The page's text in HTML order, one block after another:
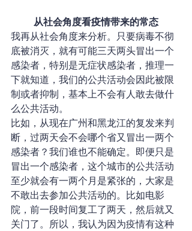
从社会角度看疫情带来的常态
我再从社会角度来分析。只要病毒不彻
底被消灭，就有可能三天两头冒出一个
感染者，特别是无症状感染者，推理一
下就知道，我们的公共活动会因此被限
制或者抑制，基本上不会有人敢去做什
么公共活动。
比如，从现在广州和黑龙江的复发来判
断，过两天会不会哪个省又冒出一两个
感染者？我们谁也不能确定。即便只是
冒出一个感染者，这个城市的公共活动
至少就会有一两个月是紧张的，大家是
不敢出去参加公共活动的。比如电影
院，前一段时间复工了两天，然后就又
关门了。所以，我认为因为疫情有这种